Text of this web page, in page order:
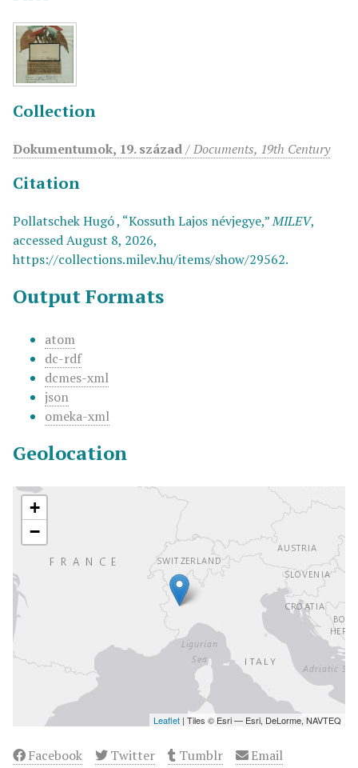
Collection
Dokumentumok, 19. század/Documents, 19th Century
Citation
Pollatschek Hugó , “Kossuth Lajos névjegye,”MILEV,
accessed August 8, 2026,
https://collections.milev.hu/items/show/29562.
Output Formats
atom
dc-rdf
dcmes-xml
json
omeka-xml
Geolocation
+
−
Leaflet | Tiles © Esri — Esri, DeLorme, NAVTEQ
Facebook Twitter Tumblr Email